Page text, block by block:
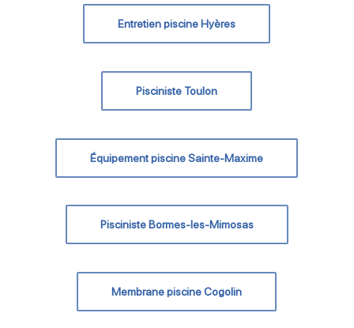
Entretien piscine Hyères
Pisciniste Toulon
Équipement piscine Sainte-Maxime
Pisciniste Bormes-les-Mimosas
Membrane piscine Cogolin